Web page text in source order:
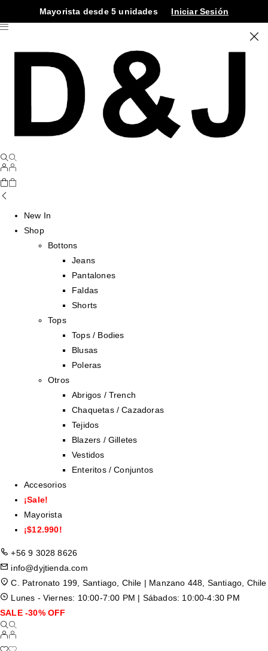
Mayorista desde 5 unidades Iniciar Sesión
New In
Shop
Bottons
Jeans
Pantalones
Faldas
Shorts
Tops
Tops / Bodies
Blusas
Poleras
Otros
Abrigos / Trench
Chaquetas / Cazadoras
Tejidos
Blazers / Gilletes
Vestidos
Enteritos / Conjuntos
Accesorios
¡Sale!
Mayorista
¡$12.990!
+56 9 3028 8626
info@dyjtienda.com
C. Patronato 199, Santiago, Chile | Manzano 448, Santiago, Chile
Lunes - Viernes: 10:00-7:00 PM | Sábados: 10:00-4:30 PM
SALE -30% OFF